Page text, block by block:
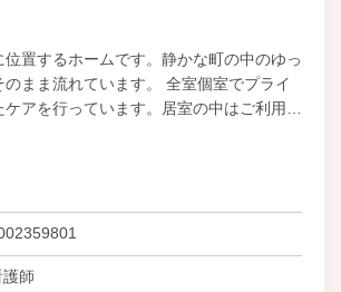
位置するホームです。静かな町の中のゆっ
のまま流れています。 全室個室でプライ
アを行っています。居室の中はご利用
護師